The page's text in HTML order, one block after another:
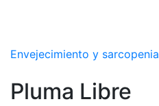
Envejecimiento y sarcopenia
Pluma Libre